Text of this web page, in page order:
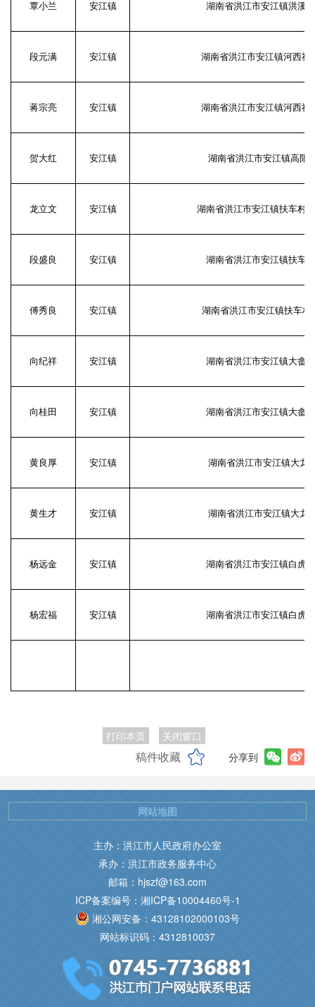
覃小兰 安江镇 湖南省洪江市安江镇洪溪
段元满 安江镇 湖南省洪江市安江镇河西社
蒋宗亮 安江镇 湖南省洪江市安江镇河西社
贺大红 安江镇 湖南省洪江市安江镇高阳
龙立文 安江镇 湖南省洪江市安江镇扶车村
段盛良 安江镇 湖南省洪江市安江镇扶车
傅秀良 安江镇 湖南省洪江市安江镇扶车村
向纪祥 安江镇 湖南省洪江市安江镇大畲
向桂田 安江镇 湖南省洪江市安江镇大畲
黄良厚 安江镇 湖南省洪江市安江镇大龙
黄生才 安江镇 湖南省洪江市安江镇大龙
杨远金 安江镇 湖南省洪江市安江镇白虎
杨宏福 安江镇 湖南省洪江市安江镇白虎
打印本页 关闭窗口
稿件收藏 分享到
主办：洪江市人民政府办公室
承办：洪江市政务服务中心
邮箱：hjszf@163.com
ICP备案编号：湘ICP备10004460号-1
湘公网安备：43128102000103号
网站标识码：4312810037
网站地图